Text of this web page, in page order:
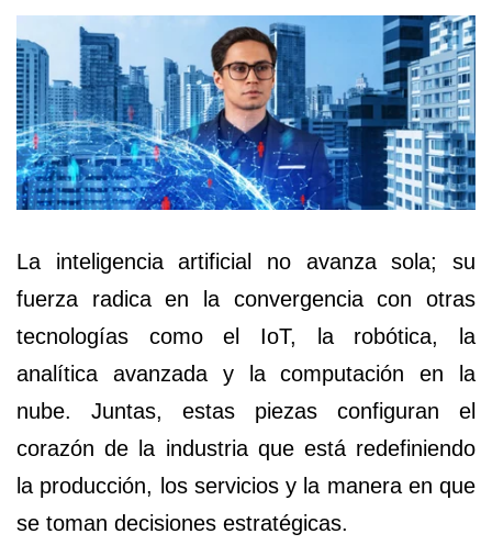
La inteligencia artificial no avanza sola; su
fuerza radica en la convergencia con otras
tecnologías como el IoT, la robótica, la
analítica avanzada y la computación en la
nube. Juntas, estas piezas configuran el
corazón de la industria que está redefiniendo
la producción, los servicios y la manera en que
se toman decisiones estratégicas.